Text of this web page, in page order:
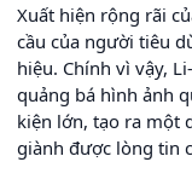
Xuất hiện rộng rãi
cầu của người tiêu
hiệu. Chính vì vậy,
quảng bá hình ảnh
kiện lớn, tạo ra một
giành được lòng tin